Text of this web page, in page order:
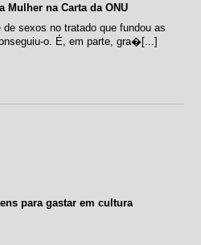
Mulher na Carta da ONU
sexos no tratado que fundou as
o. É, em parte, gra�[...]
para gastar em cultura